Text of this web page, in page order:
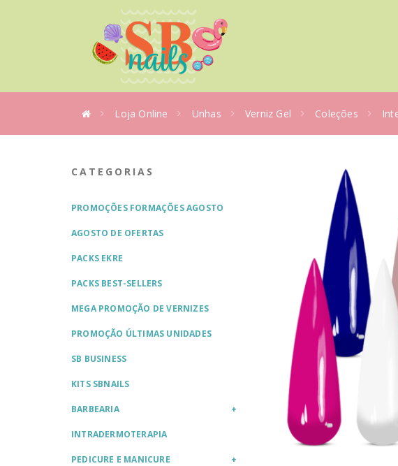
Loja Online Unhas Verniz Gel Coleções
CATEGORIAS
PROMOÇÕES FORMAÇÕES AGOSTO
AGOSTO DE OFERTAS
PACKS EKRE
PACKS BEST-SELLERS
MEGA PROMOÇÃO DE VERNIZES
PROMOÇÃO ÚLTIMAS UNIDADES
SB BUSINESS
KITS SBNAILS
BARBEARIA
INTRADERMOTERAPIA
PEDICURE E MANICURE